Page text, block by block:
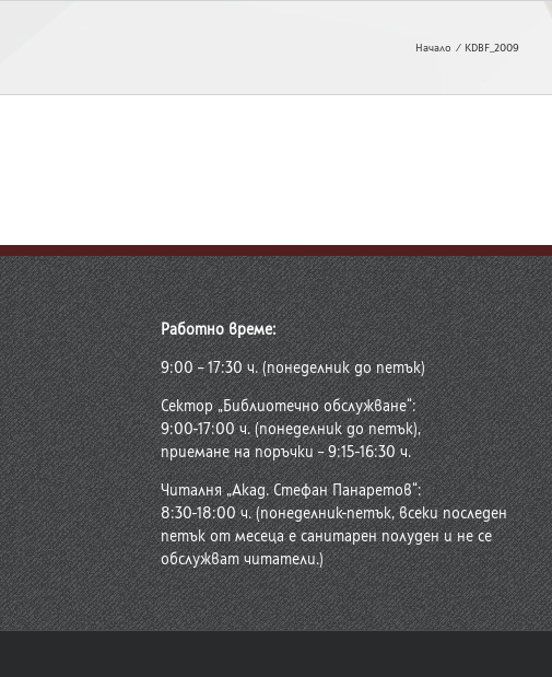
Начало KDBF_2009
Работно време:
9:00 – 17:30 ч. (понеделник до петък)
Сектор „Библиотечно обслужване“:
9:00-17:00 ч. (понеделник до петък),
приемане на поръчки – 9:15-16:30 ч.
Читалня „Акад. Стефан Панаретов“:
8:30-18:00 ч. (понеделник-петък, всеки последен
петък от месеца е санитарен полуден и не се
обслужват читатели.)